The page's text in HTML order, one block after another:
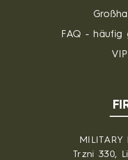
FAQ - häufig
MILITARY
Trzni 330,